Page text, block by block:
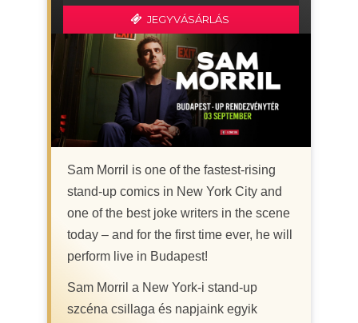
JEGYVÁSÁRLÁS
Sam Morril is one of the fastest-rising
stand-up comics in New York City and
one of the best joke writers in the scene
today – and for the first time ever, he will
perform live in Budapest!
Sam Morril a New York-i stand-up
szcéna csillaga és napjaink egyik